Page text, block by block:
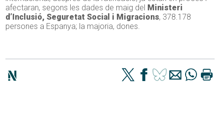
afectaran, segons les dades de maig del Ministeri
d’Inclusió, Seguretat Social i Migracions, 378.178
persones a Espanya; la majoria, dones.